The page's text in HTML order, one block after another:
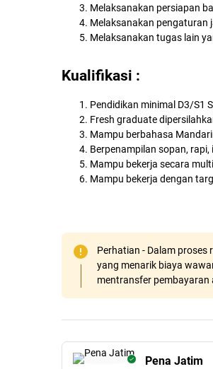
Melaksanakan persiapan
Melaksanakan pengaturan
Melaksanakan tugas lain
Kualifikasi :
Pendidikan minimal D3/S1
Fresh graduate
Mampu berbahasa
Berpenampilan sopan,
Mampu bekerja secara
Mampu bekerja dengan
Perhatian - Dalam
yang menarik biaya
mentransfer pembayaran
Pena Jatim